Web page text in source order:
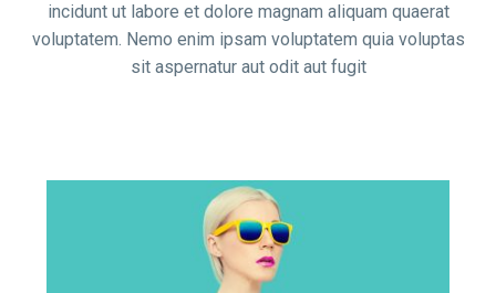
incidunt ut labore et dolore magnam aliquam quaerat
voluptatem. Nemo enim ipsam voluptatem quia voluptas
sit aspernatur aut odit aut fugit